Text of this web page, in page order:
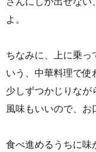
よ。
ちなみに、上に乗っ
いう、中華料理で使
少しずつかじりなが
風味もいいので、お
食べ進めるうちに味